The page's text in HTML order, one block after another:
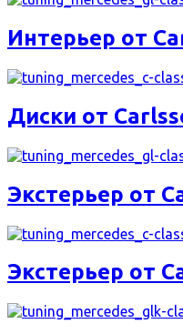
Интерьер от
Диски от
Экстерьер от
Экстерьер от